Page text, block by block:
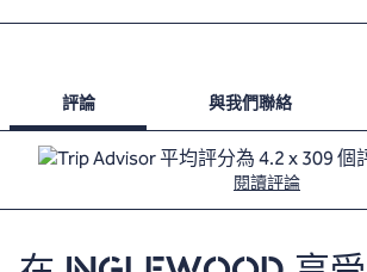
評論 與我們聯絡
閱讀評論